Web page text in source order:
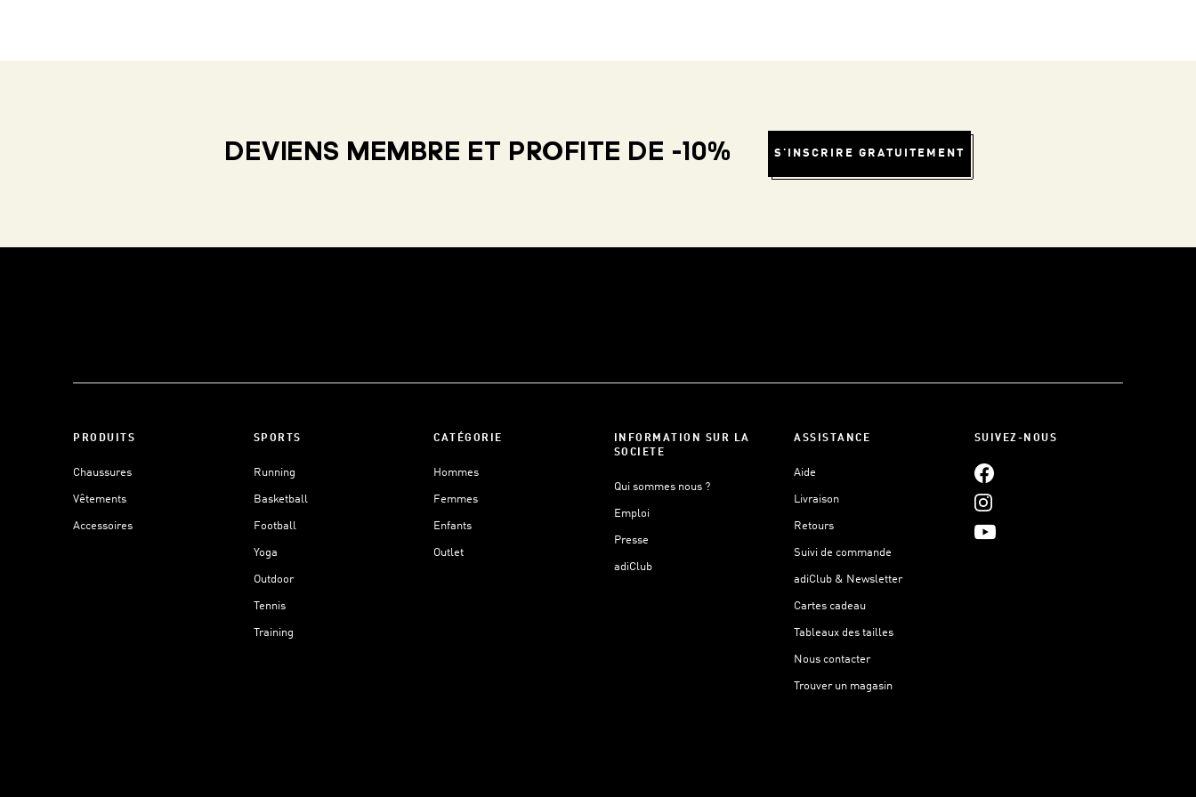
DEVIENS MEMBRE ET PROFITE DE -10% S'INSCRIRE GRATUITEMENT
PRODUITS
Chaussures
Vêtements
Accessoires
SPORTS
Running
Basketball
Football
Yoga
Outdoor
Tennis
Training
CATÉGORIE
Hommes
Femmes
Enfants
Outlet
INFORMATION SUR LA
SOCIETE
Qui sommes nous ?
Emploi
Presse
adiClub
ASSISTANCE
Aide
Livraison
Retours
Suivi de commande
adiClub & Newsletter
Cartes cadeau
Tableaux des tailles
Nous contacter
Trouver un magasin
SUIVEZ-NOUS